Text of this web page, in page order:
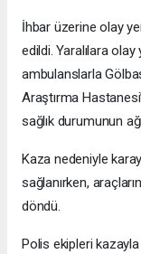
İhbar üzerine olay
edildi. Yaralılara
ambulanslarla
Araştırma
sağlık durumunun
Kaza nedeniyle
sağlanırken,
döndü.
Polis ekipleri